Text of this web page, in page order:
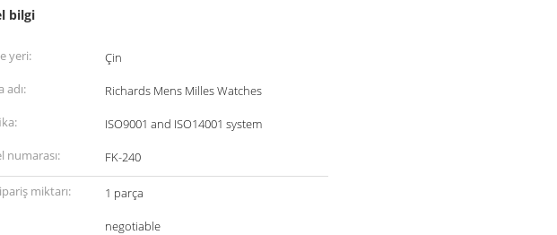
bilgi
yeri:
Çin
adı:
Richards Mens Milles Watches
ISO9001 and ISO14001 system
numarası:
FK-240
miktarı:
1 parça
negotiable